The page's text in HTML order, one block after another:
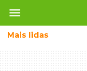
menu
Mais lidas